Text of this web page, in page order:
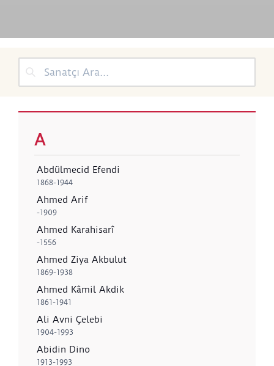
A
Abdülmecid Efendi
1868-1944
Ahmed Arif
-1909
Ahmed Karahisarî
-1556
Ahmed Ziya Akbulut
1869-1938
Ahmed Kâmil Akdik
1861-1941
Ali Avni Çelebi
1904-1993
Abidin Dino
1913-1993